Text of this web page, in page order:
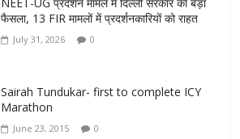
फैसला, 13 FIR मामलों में प्रदर्शनकारियों को राहत
July 31, 2026 0
Sairah Tundukar- first to complete ICY
Marathon
June 23, 2015 0